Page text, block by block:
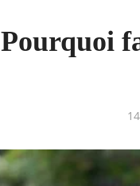
Pourquoi